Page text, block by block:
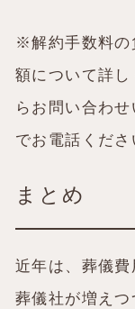
※解約手数料の
額について詳
らお問い合わ
でお電話くださ
まとめ
近年は、葬儀
葬儀社が増え